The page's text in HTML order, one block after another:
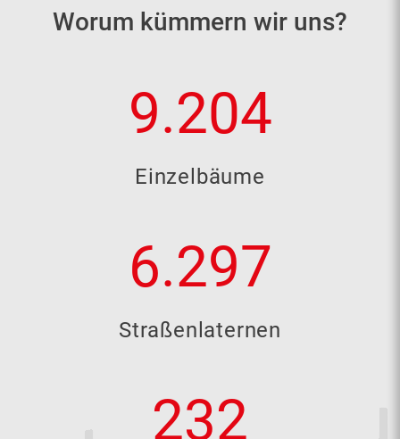
Worum kümmern wir uns?
9.499
Einzelbäume
6.499
Straßenlaternen
239